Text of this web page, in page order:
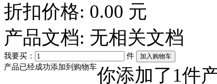
折扣价格: 0.00 元
产品文档: 无相关文档
我要买：
件
产品已经成功添加到购物车你添加了 1件